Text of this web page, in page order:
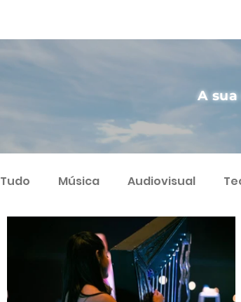
A
Tudo Música Audiovisual
Agricultura Sustentável
Podcast Varietà Ciência